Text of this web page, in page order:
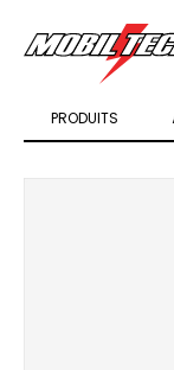
PRODUITS